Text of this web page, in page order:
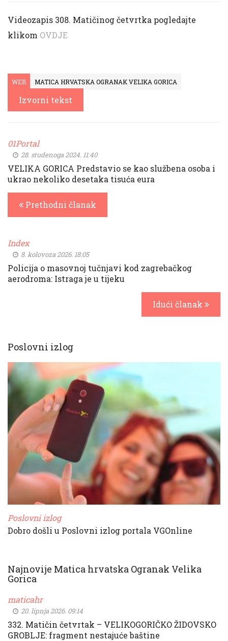
Videozapis 308. Matičinog četvrtka pogledajte
klikom OVDJE
WEB MATICA HRVATSKA OGRANAK VELIKA GORICA
Izvorni tekst
01Portal
28. studenoga 2024. 11:40
VELIKA GORICA Predstavio se kao službena osoba i
ukrao nekoliko desetaka tisuća eura
Prethodni članak
Index
8. kolovoza 2026. 18:05
Policija o masovnoj tučnjavi kod zagrebačkog
aerodroma: Istraga je u tijeku
Idući članak
Poslovni izlog
Poslovni izlog
Dobro došli u Poslovni izlog portala VGOnline
Najnovije Matica hrvatska Ogranak Velika
Gorica
maticahr
20. lipnja 2026. 09:14
332. Matičin četvrtak – VELIKOGORIČKO ŽIDOVSKO
GROBLJE: fragment nestajuće baštine